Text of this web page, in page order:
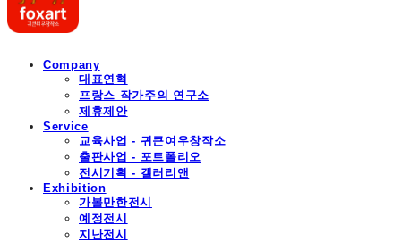
Company
대표연혁
프랑스 작가주의 연구소
제휴제안
Service
교육사업 - 귀큰여우창작소
출판사업 - 포트폴리오
전시기획 - 갤러리앤
Exhibition
가볼만한전시
예정전시
지난전시